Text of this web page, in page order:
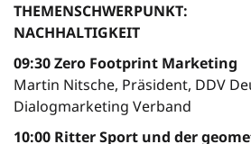
THEMENSCHWERPUNKT:
NACHHALTIGKEIT
09:30 Zero Footprint Marketing
Martin Nitsche, Präsident, DDV
Dialogmarketing Verband
10:00 Ritter Sport und der